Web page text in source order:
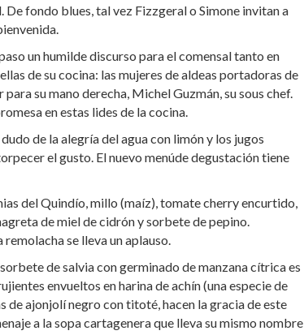
fondo blues, tal vez Fizzgeral o Simone invitan a
un humilde discurso para el comensal tanto en
de su cocina: las mujeres de aldeas portadoras de
su mano derecha, Michel Guzmán, su sous chef.
en estas lides de la cocina.
de la alegría del agua con limón y los jugos
el gusto. El nuevo menúde degustación tiene
del Quindío, millo (maíz), tomate cherry encurtido,
de miel de cidrón y sorbete de pepino.
se lleva un aplauso.
de salvia con germinado de manzana cítrica es
envueltos en harina de achín (una especie de
de ajonjolí negro con titoté, hacen la gracia de este
a la sopa cartagenera que lleva su mismo nombre